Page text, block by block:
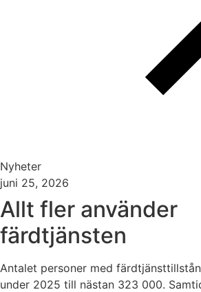
Nyheter
juni 25, 2026
Allt fler använder
färdtjänsten
Antalet personer med
under 2025 till nästan 323 000.